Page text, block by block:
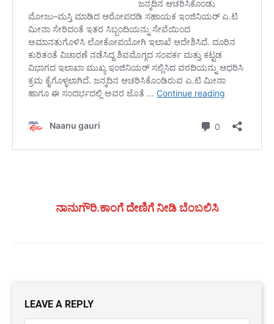
ನಾನುಗೌರಿ.ಕಾಂಗೆ ದೇಣಿಗೆ ನೀಡಿ ಬೆಂಬಲಿಸಿ
LEAVE A REPLY